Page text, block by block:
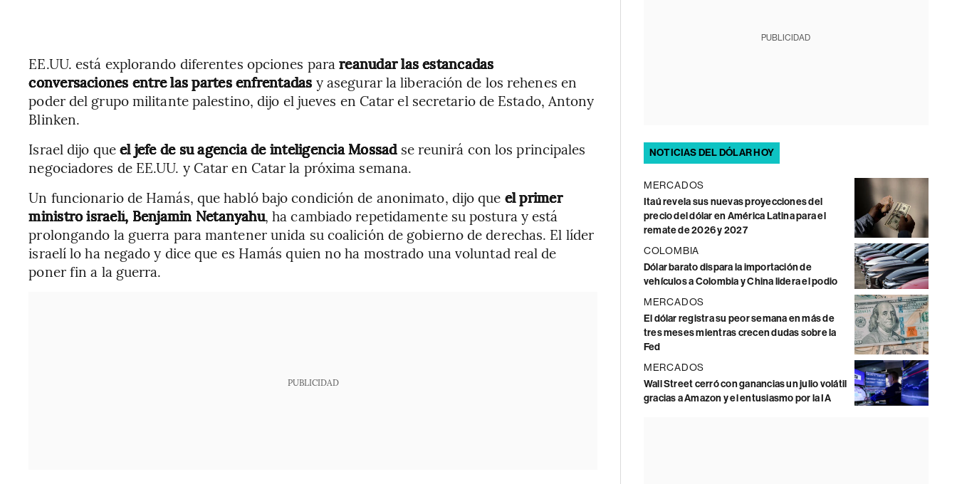
EE.UU. está explorando diferentes opciones parareanudar las estancadas
conversaciones entre las partes enfrentadas y asegurar la liberación de los rehenes en
poder del grupo militante palestino, dijo el jueves en Catar el secretario de Estado, Antony
Blinken.
Israel dijo queel jefe de su agencia de inteligencia Mossadse reunirá con los principales
negociadores de EE.UU. y Catar en Catar la próxima semana.
Un funcionario de Hamás, que habló bajo condición de anonimato, dijo que el primer
ministro israelí, Benjamin Netanyahu, ha cambiado repetidamente su postura y está
prolongando la guerra para mantener unida su coalición de gobierno de derechas. El líder
israelí lo ha negado y dice que es Hamás quien no ha mostrado una voluntad real de
poner fin a la guerra.
PUBLICIDAD
PUBLICIDAD
NOTICIAS DEL DÓLAR HOY
MERCADOS
Itaú revela sus nuevas proyecciones del
precio del dólar en América Latina para el
remate de 2026 y 2027
COLOMBIA
Dólar barato dispara la importación de
vehículos a Colombia y China lidera el podio
MERCADOS
El dólar registra su peor semana en más de
tres meses mientras crecen dudas sobre la
Fed
MERCADOS
Wall Street cerró con ganancias un julio volátil
gracias a Amazon y el entusiasmo por la IA